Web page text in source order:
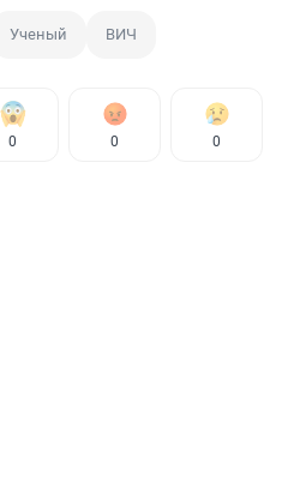
Ученый ВИЧ
0 0 0